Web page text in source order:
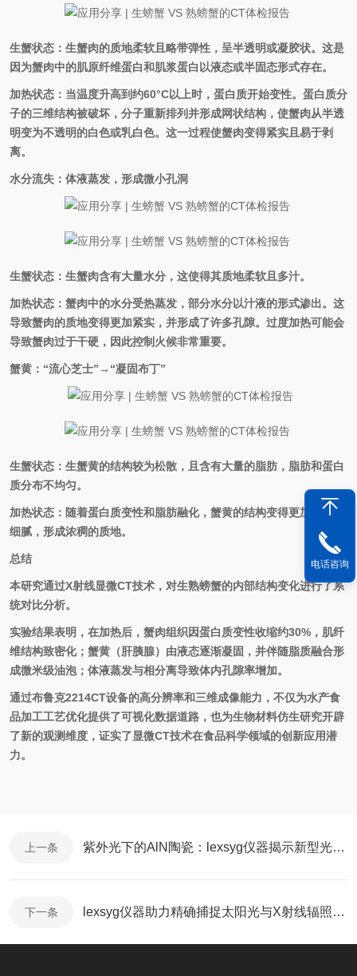
生蟹状态：生蟹肉的质地柔软且略带弹性，呈半透明或凝胶状。这是
因为蟹肉中的肌原纤维蛋白和肌浆蛋白以液态或半固态形式存在。
加热状态：当温度升高到约60°C以上时，蛋白质开始变性。蛋白质分
子的三维结构被破坏，分子重新排列并形成网状结构，使蟹肉从半透
明变为不透明的白色或乳白色。这一过程使蟹肉变得紧实且易于剥
离。
水分流失：体液蒸发，形成微小孔洞
生蟹状态：生蟹肉含有大量水分，这使得其质地柔软且多汁。
加热状态：蟹肉中的水分受热蒸发，部分水分以汁液的形式渗出。这
导致蟹肉的质地变得更加紧实，并形成了许多孔隙。过度加热可能会
导致蟹肉过于干硬，因此控制火候非常重要。
蟹黄：“流心芝士”→“凝固布丁”
生蟹状态：生蟹黄的结构较为松散，且含有大量的脂肪，脂肪和蛋白
质分布不均匀。
加热状态：随着蛋白质变性和脂肪融化，蟹黄的结构变得更加均匀 和
细腻，形成浓稠的质地。
总结
本研究通过X射线显微CT技术，对生熟螃蟹的内部结构变化进行了系
统对比分析。
实验结果表明，在加热后，蟹肉组织因蛋白质变性收缩约30%，肌纤
维结构致密化；蟹黄（肝胰腺）由液态逐渐凝固，并伴随脂质融合形
成微米级油泡；体液蒸发与相分离导致体内孔隙率增加。
通过布鲁克2214CT设备的高分辨率和三维成像能力，不仅为水产食
品加工工艺优化提供了可视化数据道路，也为生物材料仿生研究开辟
了新的观测维度，证实了显微CT技术在食品科学领域的创新应用潜
力。
上一条 紫外光下的AlN陶瓷：lexsyg仪器揭示新型光电材料特性
下一条 lexsyg仪器助力精确捕捉太阳光与X射线辐照差异
电话咨询